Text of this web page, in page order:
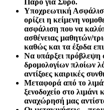
Υποχρεωτική
ορίζει η κείμενη
ασφάλιση που να
ασθένειας μαθητών/
καθώς και τα έξοδα
Να υπάρξει
δρομολογίων πλοίων
αντίξοες καιρικές
Μεταφορά από το
ξενοδοχείο στο
αναχώρησή μας